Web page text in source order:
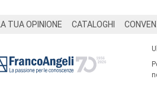
LA TUA OPINIONE CATALOGHI